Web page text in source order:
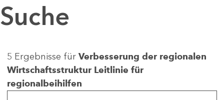
Suche
5 Ergebnisse für Verbesserung der regionalen
Wirtschaftsstruktur Leitlinie für
regionalbeihilfen